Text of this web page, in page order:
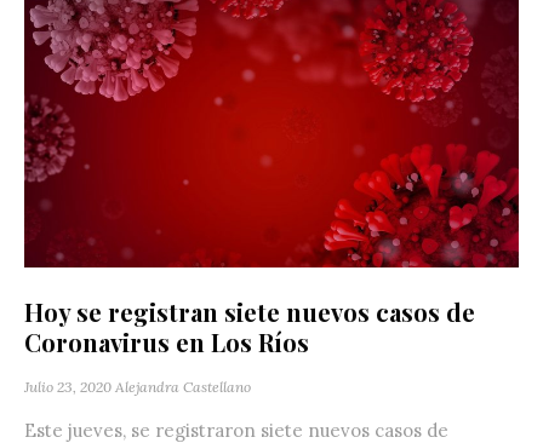
Hoy se registran siete nuevos casos de
Coronavirus en Los Ríos
Julio 23, 2020 Alejandra Castellano
Este jueves, se registraron siete nuevos casos de